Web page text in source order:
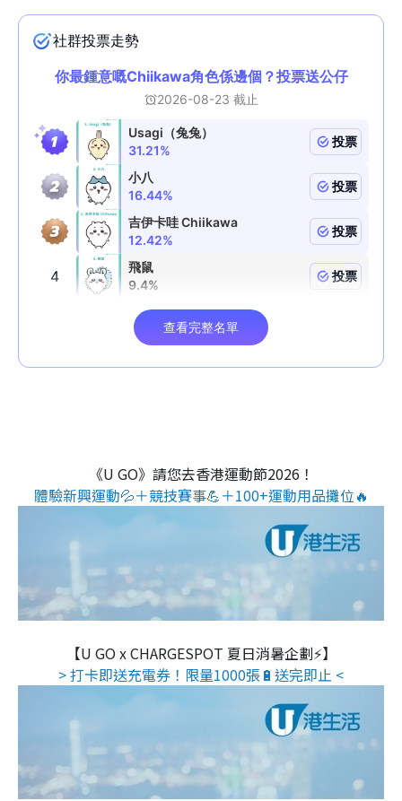
《U GO》請您去香港運動節2026！
體驗新興運動💦＋競技賽事💪＋100+運動用品攤位🔥
【U GO x CHARGESPOT 夏日消暑企劃⚡】
> 打卡即送充電券！限量1000張🔋送完即止 <